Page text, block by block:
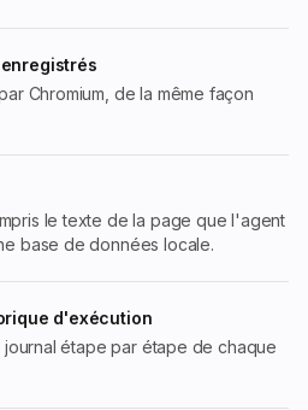
Chromium, de la même façon
le texte de la page que l'agent
base de données locale.
d'exécution
étape par étape de chaque